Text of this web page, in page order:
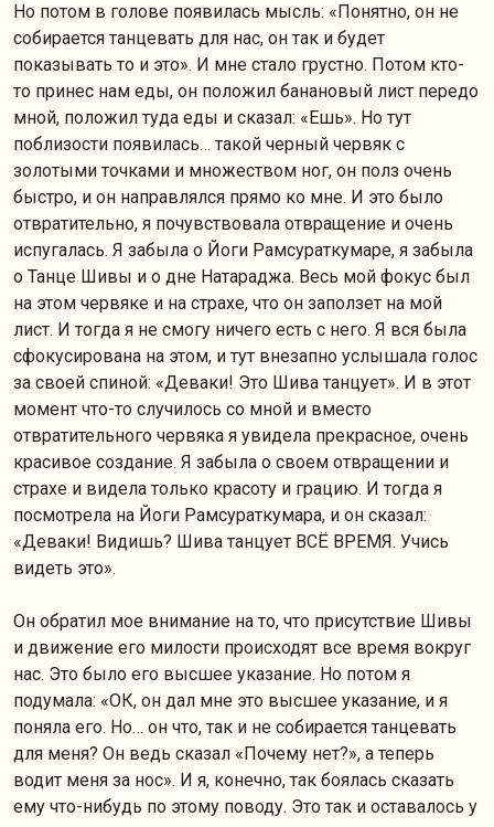
Но потом в голове появилась мысль: «Понятно, он не
собирается танцевать для нас, он так и будет
показывать то и это». И мне стало грустно. Потом кто-
то принес нам еды, он положил банановый лист передо
мной, положил туда еды и сказал: «Ешь». Но тут
поблизости появилась… такой черный червяк с
золотыми точками и множеством ног, он полз очень
быстро, и он направлялся прямо ко мне. И это было
отвратительно, я почувствовала отвращение и очень
испугалась. Я забыла о Йоги Рамсураткумаре, я забыла
о Танце Шивы и о дне Натараджа. Весь мой фокус был
на этом червяке и на страхе, что он заползет на мой
лист. И тогда я не смогу ничего есть с него. Я вся была
сфокусирована на этом, и тут внезапно услышала голос
за своей спиной: «Деваки! Это Шива танцует». И в этот
момент что-то случилось со мной и вместо
отвратительного червяка я увидела прекрасное, очень
красивое создание. Я забыла о своем отвращении и
страхе и видела только красоту и грацию. И тогда я
посмотрела на Йоги Рамсураткумара, и он сказал:
«Деваки! Видишь? Шива танцует ВСЁ ВРЕМЯ. Учись
видеть это».
Он обратил мое внимание на то, что присутствие Шивы
и движение его милости происходят все время вокруг
нас. Это было его высшее указание. Но потом я
подумала: «ОК, он дал мне это высшее указание, и я
поняла его. Но… он что, так и не собирается танцевать
для меня? Он ведь сказал «Почему нет?», а теперь
водит меня за нос». И я, конечно, так боялась сказать
ему что-нибудь по этому поводу. Это так и оставалось у